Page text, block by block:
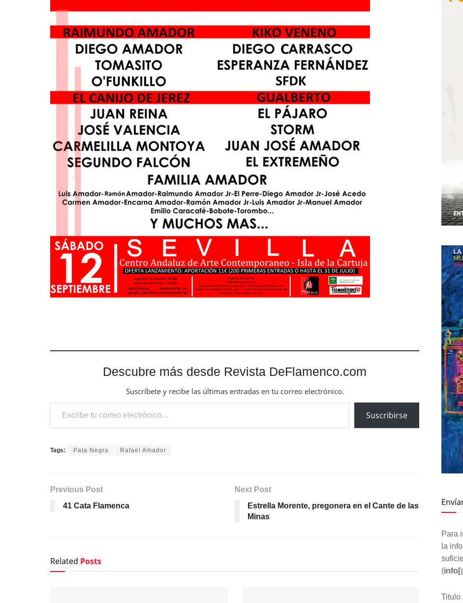
Descubre más desde Revista DeFlamenco.com
Suscríbete y recibe las últimas entradas en tu correo electrónico.
Escribe tu correo electrónico…
Suscribirse
Tags: Pata Negra Rafael Amador
Previous Post
41 Cata Flamenca
Next Post
Estrella Morente, pregonera en el Cante de las
Minas
Related Posts
Para
la
(
Titulo